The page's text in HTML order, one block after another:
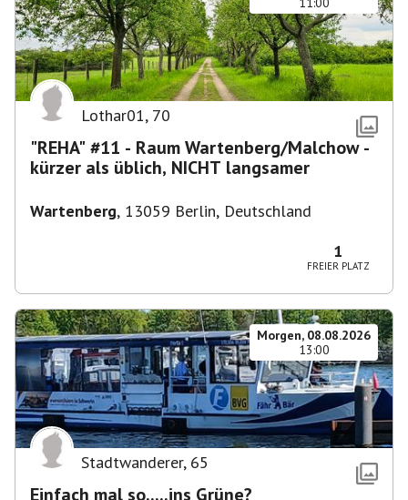
Lothar01, 70
"REHA" #11 - Raum Wartenberg/Malchow -
kürzer als üblich, NICHT langsamer
Wartenberg, 13059 Berlin, Deutschland
1
FREIER PLATZ
Morgen, 08.08.2026
13:00
Stadtwanderer, 65
Einfach mal so.....ins Grüne?